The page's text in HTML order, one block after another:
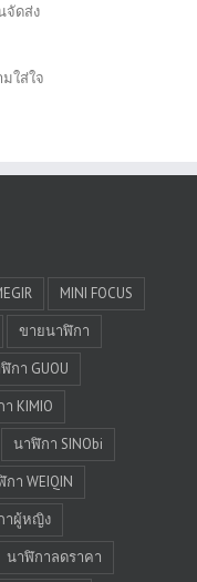
จัดส่ง
ใส่ใจ
MINI FOCUS
ขายนาฬิกา
กา GUOU
KIMIO
นาฬิกา SINObi
า WEIQIN
าผู้หญิง
นาฬิกาลดราคา